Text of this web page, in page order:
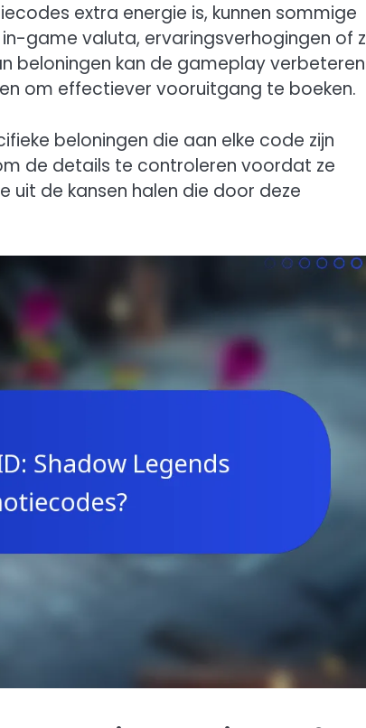
extra energie is, kunnen sommige
game valuta, ervaringsverhogingen of
beloningen kan de gameplay verbeteren
om effectiever vooruitgang te boeken.
beloningen die aan elke code zijn
de details te controleren voordat ze
uit de kansen halen die door deze